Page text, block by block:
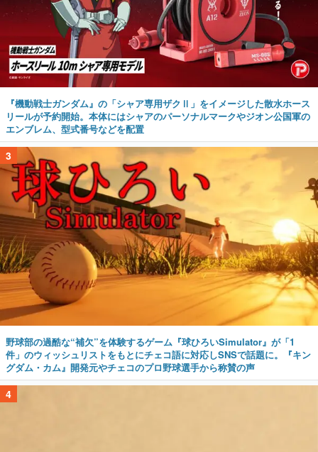
『機動戦士ガンダム』の「シャア専用ザクⅡ」をイメージした散水ホース
リールが予約開始。本体にはシャアのパーソナルマークやジオン公国軍の
エンブレム、型式番号などを配置
3
野球部の過酷な“補欠”を体験するゲーム『球ひろいSimulator』が「1
件」のウィッシュリストをもとにチェコ語に対応しSNSで話題に。『キン
グダム・カム』開発元やチェコのプロ野球選手から称賛の声
4